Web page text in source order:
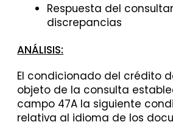
Respuesta del
discrepancias
ANÁLISIS:
El condicionado del crédito
objeto de la consulta
campo 47A la siguiente
relativa al idioma de los